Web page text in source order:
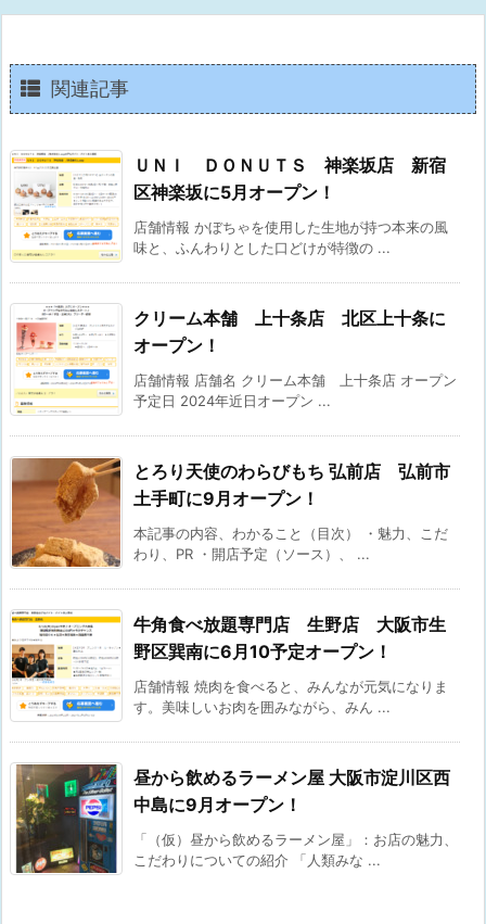
関連記事
ＵＮＩ ＤＯＮＵＴＳ 神楽坂店 新宿
区神楽坂に5月オープン！
店舗情報 かぼちゃを使用した生地が持つ本来の風
味と、ふんわりとした口どけが特徴の ...
クリーム本舗 上十条店 北区上十条に
オープン！
店舗情報 店舗名 クリーム本舗 上十条店 オープン
予定日 2024年近日オープン ...
とろり天使のわらびもち 弘前店 弘前市
土手町に9月オープン！
本記事の内容、わかること（目次） ・魅力、こだ
わり、PR ・開店予定（ソース）、 ...
牛角食べ放題専門店 生野店 大阪市生
野区巽南に6月10予定オープン！
店舗情報 焼肉を食べると、みんなが元気になりま
す。美味しいお肉を囲みながら、みん ...
昼から飲めるラーメン屋 大阪市淀川区西
中島に9月オープン！
「（仮）昼から飲めるラーメン屋」：お店の魅力、
こだわりについての紹介 「人類みな ...